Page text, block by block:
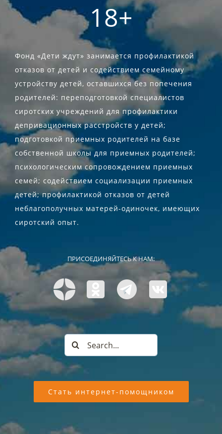
18+
Фонд «Дети ждут» занимается профилактикой
отказов от детей и содействием семейному
устройству детей, оставшихся без попечения
родителей: переподготовкой специалистов
сиротских учреждений для профилактики
депривационных расстройств у детей;
подготовкой приемных родителей на базе
собственной школы для приемных родителей;
психологическим сопровождением приемных
семей; содействием социализации приемных
детей; профилактикой отказов от детей
неблагополучных матерей-одиночек, имеющих
сиротский опыт.
ПРИСОЕДИНЯЙТЕСЬ К НАМ:
Search
for:
Стать интернет-помощником